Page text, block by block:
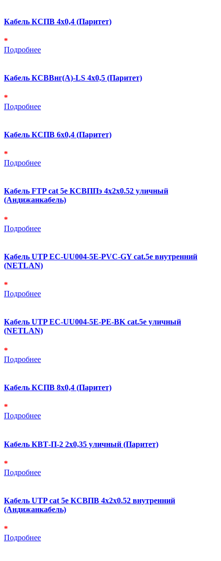
Кабель КСПВ 4х0,4 (Паритет)
*
Подробнее
Кабель КСВВнг(А)-LS 4х0,5 (Паритет)
*
Подробнее
Кабель КСПВ 6х0,4 (Паритет)
*
Подробнее
Кабель FTP cat 5e КСВППэ 4х2х0.52 уличный
(Андижанкабель)
*
Подробнее
Кабель UTP EC-UU004-5E-PVC-GY cat.5e внутренний
(NETLAN)
*
Подробнее
Кабель UTP EC-UU004-5E-PE-BK cat.5e уличный
(NETLAN)
*
Подробнее
Кабель КСПВ 8х0,4 (Паритет)
*
Подробнее
Кабель КВТ-П-2 2х0,35 уличный (Паритет)
*
Подробнее
Кабель UTP cat 5e КСВПВ 4х2х0.52 внутренний
(Андижанкабель)
*
Подробнее